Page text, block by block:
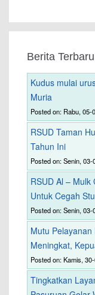
Berita Terbaru
Kudus mulai
Muria
Posted on: Rabu, 05-
RSUD Taman
Tahun Ini
Posted on: Senin, 03-
RSUD Al – Mulk
Untuk Cegah
Posted on: Senin, 03-
Mutu
Meningkat,
Posted on: Kamis,
Tingkatkan